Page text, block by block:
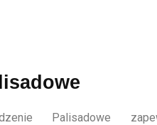
Palisadowe